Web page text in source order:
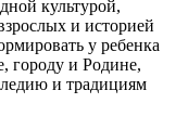
культурой,
и историей
у ребенка
городу и Родине,
и традициям